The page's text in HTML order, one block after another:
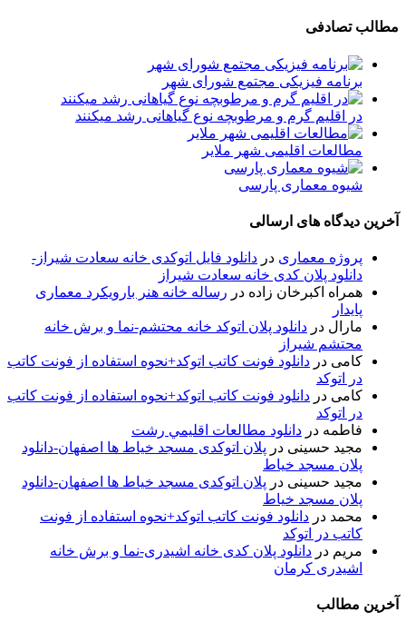
مطالب تصادفی
برنامه فیزیکی مجتمع شورای شهر
در اقلیم گرم و مرطوبچه نوع گیاهانی رشد میکنند
مطالعات اقلیمی شهر ملایر
شیوه معماری پارسی
آخرین دیدگاه های ارسالی
پروژه معماری در دانلود فایل اتوکدی خانه سعادت شیراز-
دانلود پلان کدی خانه سعادت شیراز
همراه اکبرخان زاده در رساله خانه هنر بارویکرد معماری
پایدار
مارال در دانلود پلان اتوکد خانه محتشم-نما و برش خانه
محتشم شیراز
کامی در دانلود فونت کاتب اتوکد+نحوه استفاده از فونت کاتب
در اتوکد
کامی در دانلود فونت کاتب اتوکد+نحوه استفاده از فونت کاتب
در اتوکد
فاطمه در دانلود مطالعات اقليمي رشت
مجید حسینی در پلان اتوکدی مسجد خیاط ها اصفهان-دانلود
پلان مسجد خیاط
مجید حسینی در پلان اتوکدی مسجد خیاط ها اصفهان-دانلود
پلان مسجد خیاط
محمد در دانلود فونت کاتب اتوکد+نحوه استفاده از فونت
کاتب در اتوکد
مریم در دانلود پلان کدی خانه اشیدری-نما و برش خانه
اشیدری کرمان
آخرین مطالب